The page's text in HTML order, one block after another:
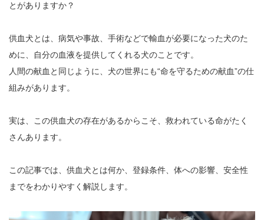
とがありますか？
供血犬とは、病気や事故、手術などで輸血が必要になった犬のた
めに、自分の血液を提供してくれる犬のことです。
人間の献血と同じように、犬の世界にも“命を守るための献血”の仕
組みがあります。
実は、この供血犬の存在があるからこそ、救われている命がたく
さんあります。
この記事では、供血犬とは何か、登録条件、体への影響、安全性
までをわかりやすく解説します。